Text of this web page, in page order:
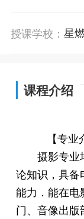
授课学校： 星
课程介绍
【专业
摄影专业
论知识，具备
能力．能在电
门、音像出